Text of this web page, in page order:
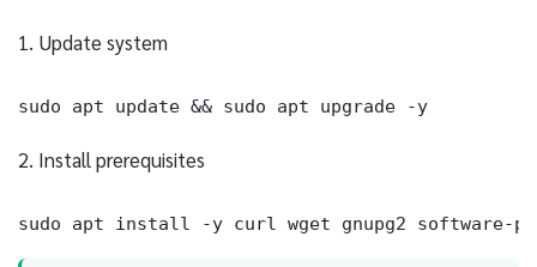
1. Update system
sudo apt update && sudo apt upgrade -y
2. Install prerequisites
sudo apt install -y curl wget gnupg2 software-